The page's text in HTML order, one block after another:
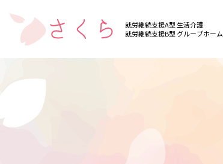
就労継続支援A型 生活介護
就労継続支援B型 グループホーム